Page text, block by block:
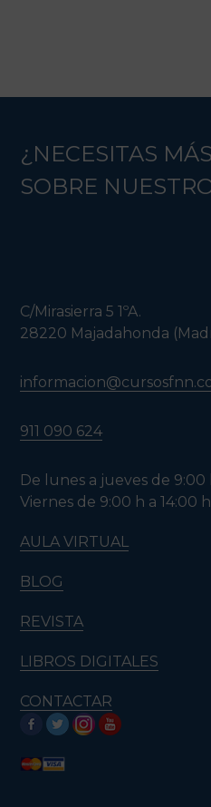
¿NECESITAS
SOBRE
C/Mirasierra 5 1ºA.
28220 Majadahonda
911 090 624
De lunes a jueves de 9:00
Viernes de 9:00 h a 14:00 h
AULA VIRTUAL
BLOG
REVISTA
LIBROS DIGITALES
CONTACTAR